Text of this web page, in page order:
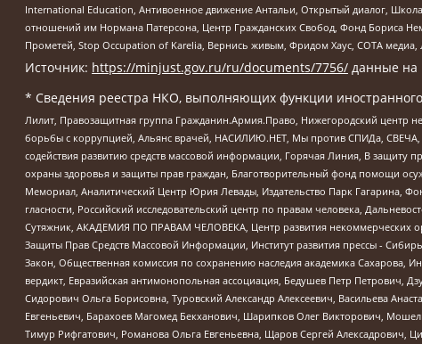
International Education, Антивоенное движение Антальи, Открытый диалог,
отношений им Нормана Патерсона, Центр Гражданских Свобод, Фонд Бориса
Прометей, Stop Occupation of Karelia, Вернись живым, Фридом Хаус, СОТА
Источник: https://minjust.gov.ru/ru/documents/7756/ данные на
* Сведения реестра НКО, выполняющих функции иностранного
Лилит, Правозащитная группа Гражданин.Армия.Право, Нижегородский центр
борьбы с коррупцией, Альянс врачей, НАСИЛИЮ.НЕТ, Мы против СПИДа, СВЕЧА,
содействия развитию средств массовой информации, Горячая Линия, В
охраны здоровья и защиты прав граждан, Благотворительный фонд помощи
Мемориал, Аналитический Центр Юрия Левады, Издательство Парк Гагарина,
гласности, Российский исследовательский центр по правам человека,
Сутяжник, АКАДЕМИЯ ПО ПРАВАМ ЧЕЛОВЕКА, Центр развития некоммерческих
Защиты Прав Средств Массовой Информации, Институт развития прессы -
Закон, Общественная комиссия по сохранению наследия академика
вердикт, Евразийская антимонопольная ассоциация, Бедушев Петр
Сидорович Ольга Борисовна, Туровский Александр Алексеевич, Васильева
Евгеньевич, Барахоев Магомед Бекханович, Шарипков Олег Викторович,
Тимур Рифгатович, Романова Ольга Евгеньевна, Щаров Сергей Алексадрович,